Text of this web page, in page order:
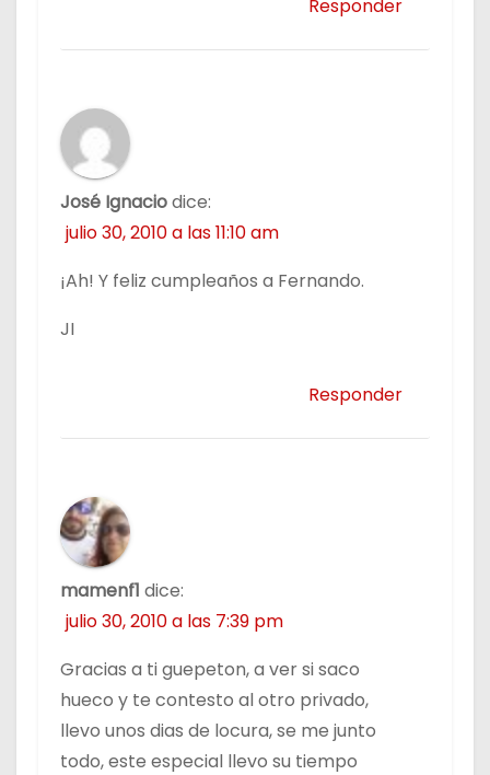
Responder
José Ignaciodice:
julio 30, 2010 a las 11:10 am
¡Ah! Y feliz cumpleaños a Fernando.
JI
Responder
mamenf1 dice:
julio 30, 2010 a las 7:39 pm
Gracias a ti guepeton, a ver si saco
hueco y te contesto al otro privado,
llevo unos dias de locura, se me junto
todo, este especial llevo su tiempo